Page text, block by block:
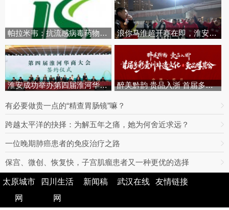
帕拉米韦：抗流感病毒药物市场的 浪你马淮超开赛在即，淮安区队蓄
淮安成功举办第四届淮河华商大会 醉美黔韵 贵品入浙 首届多彩贵州
有必要做贵一点的“精查胃肠镜”嘛？
跨越太平洋的抉择：为解五年之痛，她为何舍近求远？
一位晚期肺癌患者的免疫治疗之路
保宫、微创、恢复快，子宫肌瘤患者又一种更优的选择
太原城市
网
四川生活
网
新闻稿 武汉在线 友情链接